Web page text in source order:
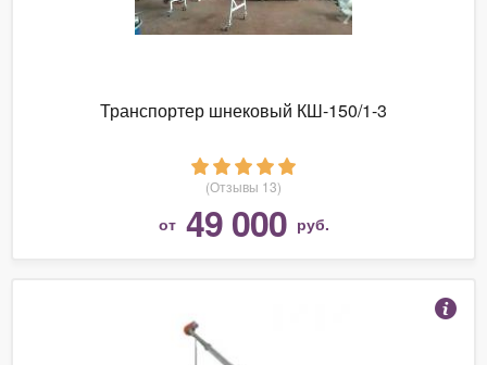
Транспортер шнековый КШ-150/1-3
(Отзывы 13)
от 49 000 руб.